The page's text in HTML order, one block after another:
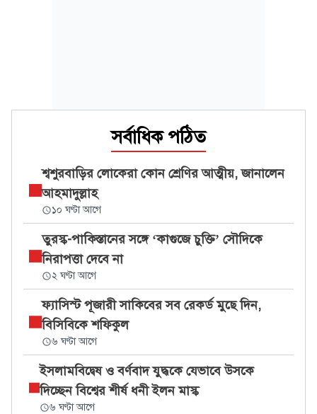
সর্বাধিক পঠিত
শ্বশুরবাড়ির লোকেরা কোন শ্রেণির আত্মীয়, জানালেন
আহমাদুল্লাহ
১০ ঘণ্টা আগে
তুরস্ক-পাকিস্তানের সঙ্গে ‘কাগুজে চুক্তি’ সৌদিকে
নিরাপত্তা দেবে না
২ ঘণ্টা আগে
ফ্যাসিস্ট পূজারী সাকিবের সব রেকর্ড মুছে দিন,
বিসিবিকে শফিকুল
৬ ঘণ্টা আগে
ইসলামবিদ্বেষ ও বর্ণবাদ যুদ্ধকে যেভাবে উসকে
দিচ্ছেন বিশ্বের শীর্ষ ধনী ইলন মাস্ক
৬ ঘণ্টা আগে